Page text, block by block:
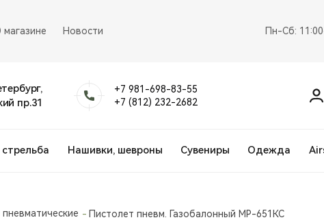
магазине Новости Пн-Сб:
пр.31
+7 981-698-83-55
+7 (812) 232-2682
Нашивки, шевроны Сувениры Одежда
Пистолет пневм. Газобалонный МР-651КС